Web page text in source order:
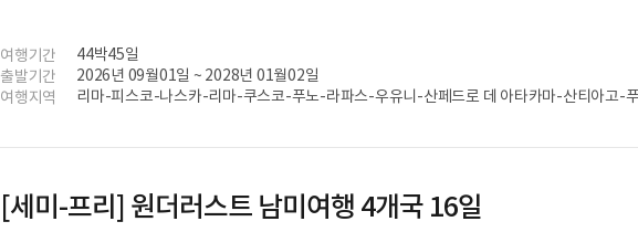
여행기간
44박45일
출발기간
2026년 09월01일 ~ 2028년 01월02일
여행지역
리마-피스코-나스카-리마-쿠스코-푸노-라파스-우유니-산페드로 데 아타카마-산티아고-
[세미-프리] 원더러스트 남미여행 4개국 16일